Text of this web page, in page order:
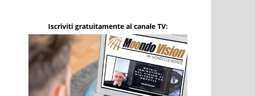
Iscriviti gratuitamente al canale TV: